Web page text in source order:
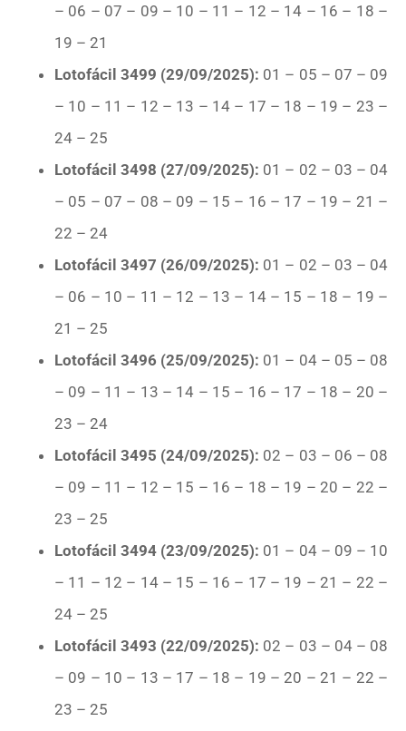
– 06 – 07 – 09 – 10 – 11 – 12 – 14 – 16 – 18 –
19 – 21
Lotofácil 3499 (29/09/2025): 01 – 05 – 07 – 09
– 10 – 11 – 12 – 13 – 14 – 17 – 18 – 19 – 23 –
24 – 25
Lotofácil 3498 (27/09/2025): 01 – 02 – 03 – 04
– 05 – 07 – 08 – 09 – 15 – 16 – 17 – 19 – 21 –
22 – 24
Lotofácil 3497 (26/09/2025): 01 – 02 – 03 – 04
– 06 – 10 – 11 – 12 – 13 – 14 – 15 – 18 – 19 –
21 – 25
Lotofácil 3496 (25/09/2025): 01 – 04 – 05 – 08
– 09 – 11 – 13 – 14 – 15 – 16 – 17 – 18 – 20 –
23 – 24
Lotofácil 3495 (24/09/2025): 02 – 03 – 06 – 08
– 09 – 11 – 12 – 15 – 16 – 18 – 19 – 20 – 22 –
23 – 25
Lotofácil 3494 (23/09/2025): 01 – 04 – 09 – 10
– 11 – 12 – 14 – 15 – 16 – 17 – 19 – 21 – 22 –
24 – 25
Lotofácil 3493 (22/09/2025): 02 – 03 – 04 – 08
– 09 – 10 – 13 – 17 – 18 – 19 – 20 – 21 – 22 –
23 – 25